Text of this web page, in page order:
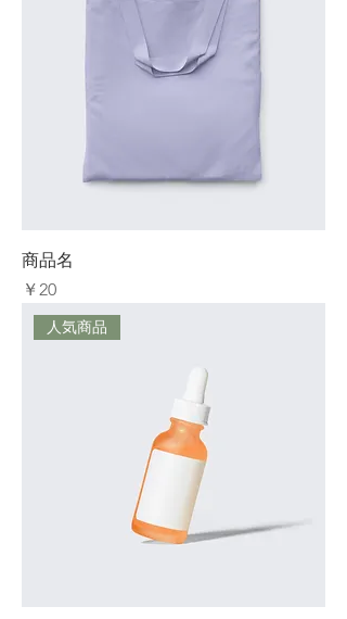
商品名
価格
￥20
人気商品